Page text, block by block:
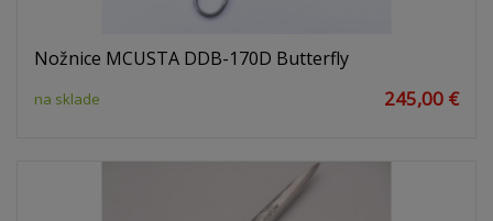
Nožnice MCUSTA DDB-170D Butterfly
na sklade 245,00 €